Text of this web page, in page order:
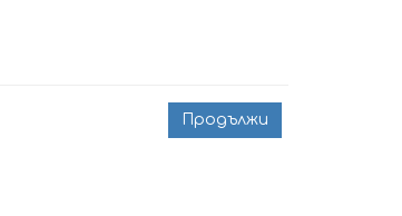
Продължи